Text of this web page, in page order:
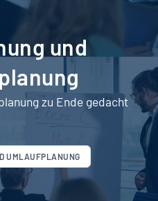
und
zu Ende gedacht
UMLAUFPLANUNG